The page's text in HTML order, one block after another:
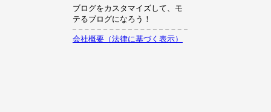
ブログをカスタマイズして、モ
テるブログになろう！
会社概要（法律に基づく表示）